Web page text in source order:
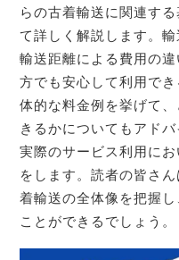
らの古着輸送に関連す
て詳しく解説します。
輸送距離による費用の
方でも安心して利用で
体的な料金例を挙げて
きるかについてもアド
実際のサービス利用に
をします。読者の皆さ
着輸送の全体像を把握
ことができるでしょう。